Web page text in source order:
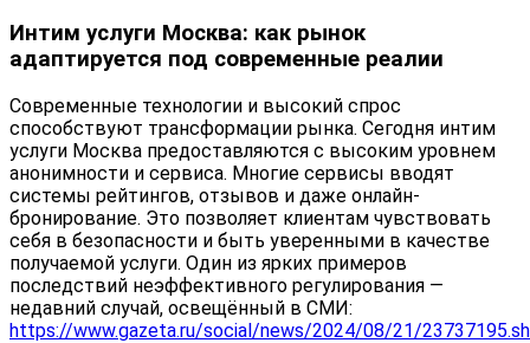
Интим услуги Москва: как рынок
адаптируется под современные реалии
Современные технологии и высокий спрос
способствуют трансформации рынка. Сегодня интим
услуги Москва предоставляются с высоким уровнем
анонимности и сервиса. Многие сервисы вводят
системы рейтингов, отзывов и даже онлайн-
бронирование. Это позволяет клиентам чувствовать
себя в безопасности и быть уверенными в качестве
получаемой услуги. Один из ярких примеров
последствий неэффективного регулирования —
недавний случай, освещённый в СМИ:
https://www.gazeta.ru/social/news/2024/08/21/